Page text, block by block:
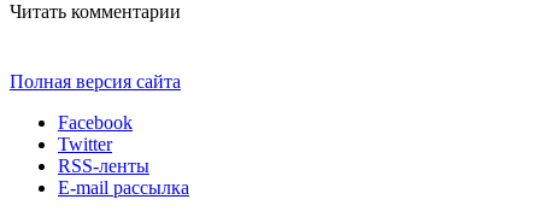
Читать комментарии
Полная версия сайта
Facebook
Twitter
RSS-ленты
E-mail рассылка